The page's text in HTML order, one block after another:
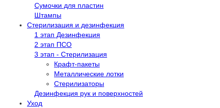
Сумочки для пластин
Штампы
Стерилизация и дезинфекция
1 этап Дезинфекция
2 этап ПСО
3 этап - Стерилизация
Крафт-пакеты
Металлические лотки
Стерилизаторы
Дезинфекция рук и поверхностей
Уход